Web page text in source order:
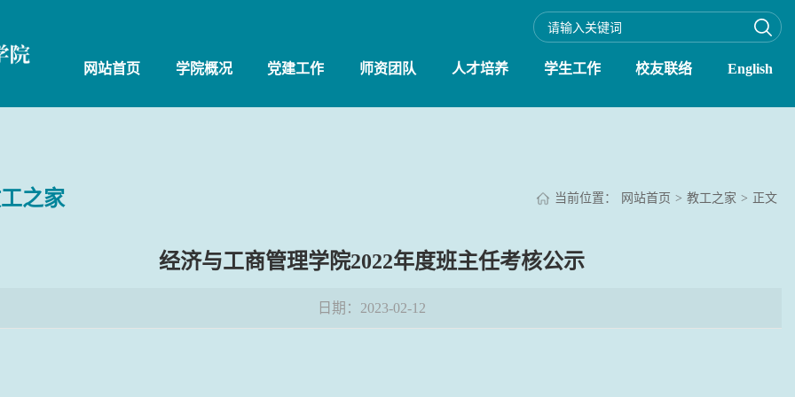
网站首页 学院概况 党建工作 师资团队 人才培养 学生工作 校友联络 English
之家 当前位置： 网站首页 > 教工之家 > 正文
经济与工商管理学院2022年度班主任考核公示
日期：2023-02-12